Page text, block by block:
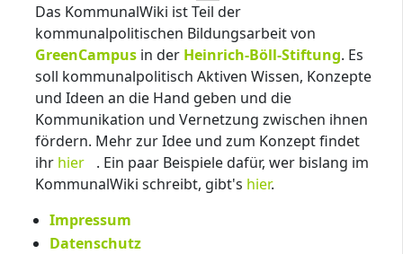
Das KommunalWiki ist Teil der
kommunalpolitischen Bildungsarbeit von
GreenCampus in der Heinrich-Böll-Stiftung. Es
soll kommunalpolitisch Aktiven Wissen, Konzepte
und Ideen an die Hand geben und die
Kommunikation und Vernetzung zwischen ihnen
fördern. Mehr zur Idee und zum Konzept findet
ihr hier
. Ein paar Beispiele dafür, wer bislang im
KommunalWiki schreibt, gibt's hier.
Impressum
Datenschutz